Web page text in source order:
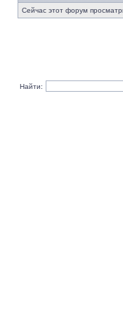
Сейчас этот форум
Найти: